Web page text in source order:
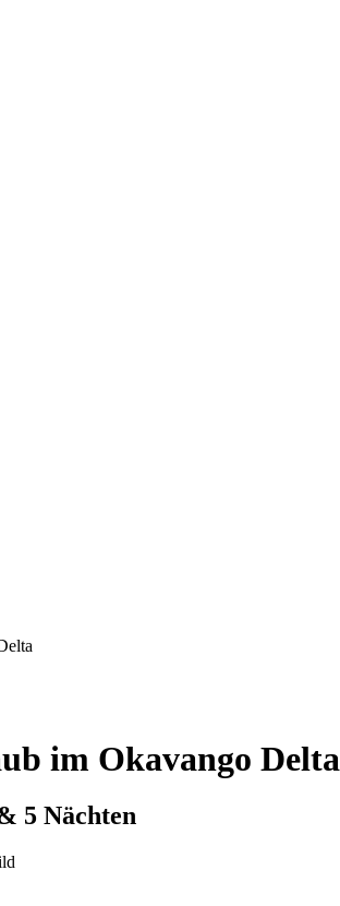
im Okavango Delta
5 Nächten